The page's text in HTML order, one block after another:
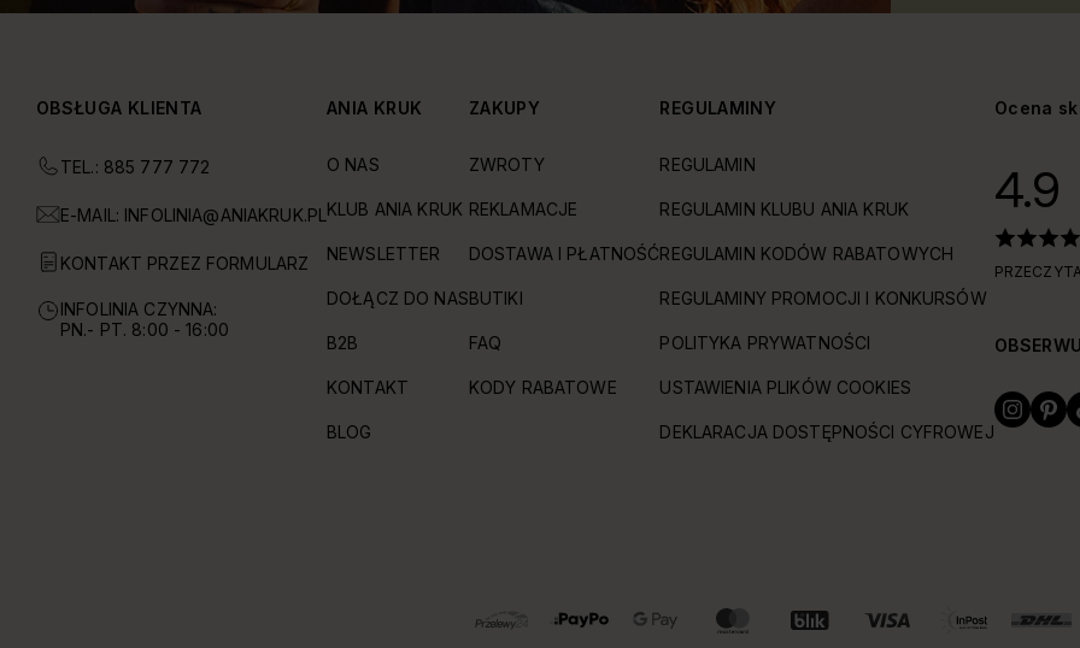
OBSŁUGA KLIENTA
TEL.: 885 777 772
E-MAIL: INFOLINIA@ANIAKRUK.PL
KONTAKT PRZEZ FORMULARZ
INFOLINIA CZYNNA:
PN.- PT. 8:00 - 16:00
ANIA KRUK
O NAS
KLUB ANIA KRUK
NEWSLETTER
DOŁĄCZ DO NAS
B2B
KONTAKT
BLOG
ZAKUPY
ZWROTY
REKLAMACJE
DOSTAWA I PŁATNOŚĆ
BUTIKI
FAQ
KODY RABATOWE
REGULAMINY
REGULAMIN
REGULAMIN KLUBU ANIA KRUK
REGULAMIN KODÓW RABATOWYCH
REGULAMINY PROMOCJI I KONKURSÓW
POLITYKA PRYWATNOŚCI
USTAWIENIA PLIKÓW COOKIES
DEKLARACJA DOSTĘPNOŚCI CYFROWEJ
Ocena
4.9